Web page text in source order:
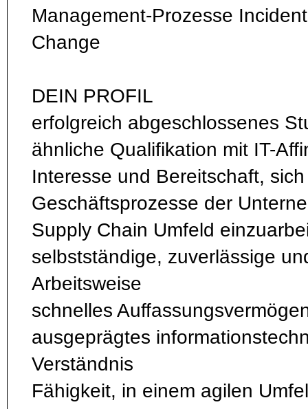
Management-Prozesse
Change
DEIN PROFIL
erfolgreich abgeschlossenes
ähnliche Qualifikation mit IT-
Interesse und Bereitschaft,
Geschäftsprozesse der
Supply Chain Umfeld
selbstständige, zuverlässige
Arbeitsweise
schnelles
ausgeprägtes
Verständnis
Fähigkeit, in einem agilen